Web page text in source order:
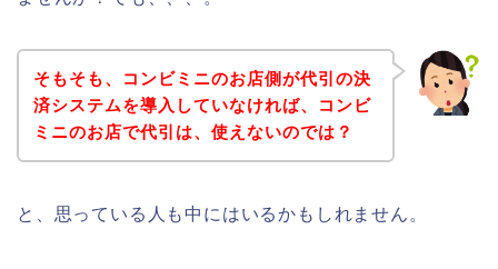
そもそも、コンビミニのお店側が代引の決
済システムを導入していなければ、コンビ
ミニのお店で代引は、使えないのでは？
と、思っている人も中にはいるかもしれません。